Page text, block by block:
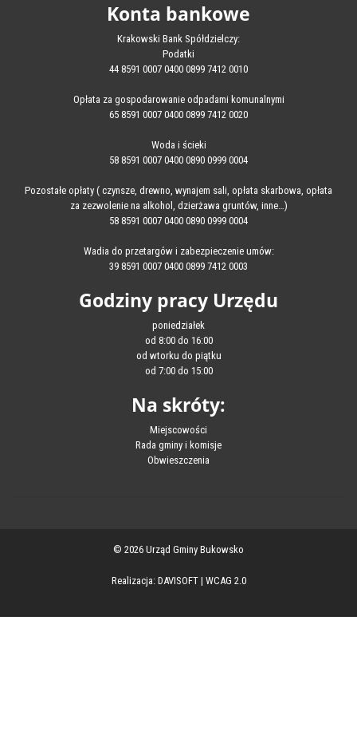
Konta bankowe
Krakowski Bank Spółdzielczy:
Podatki
44 8591 0007 0400 0899 7412 0010
Opłata za gospodarowanie odpadami komunalnymi
65 8591 0007 0400 0899 7412 0020
Woda i ścieki
58 8591 0007 0400 0890 0999 0004
Pozostałe opłaty ( czynsze, drewno, wynajem sali, opłata skarbowa, opłata
za zezwolenie na alkohol, dzierżawa gruntów, inne…)
58 8591 0007 0400 0890 0999 0004
Wadia do przetargów i zabezpieczenie umów:
39 8591 0007 0400 0899 7412 0003
Godziny pracy Urzędu
poniedziałek
od 8:00 do 16:00
od wtorku do piątku
od 7:00 do 15:00
Na skróty:
Miejscowości
Rada gminy i komisje
Obwieszczenia
© 2026 Urząd Gminy Bukowsko
Realizacja: DAVISOFT| WCAG 2.0